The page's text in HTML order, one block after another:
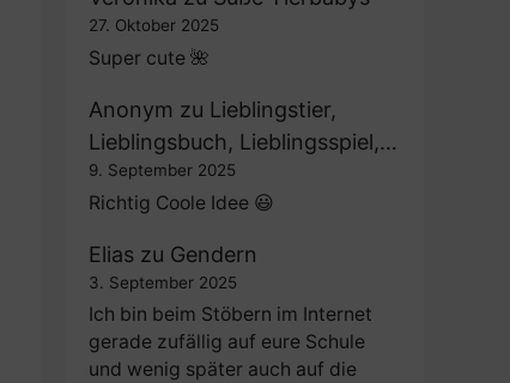
27. Oktober 2025
Super cute 🌺
Anonym zu Lieblingstier,
Lieblingsbuch, Lieblingsspiel,…
9. September 2025
Richtig Coole Idee 😃
Elias zu Gendern
3. September 2025
Ich bin beim Stöbern im Internet
gerade zufällig auf eure Schule
und wenig später auch auf die